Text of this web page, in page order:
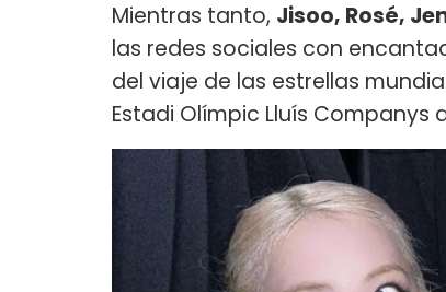
Mientras tanto, Jisoo, Rosé,
las redes sociales con
del viaje de las estrellas
Estadi Olímpic Lluís Companys